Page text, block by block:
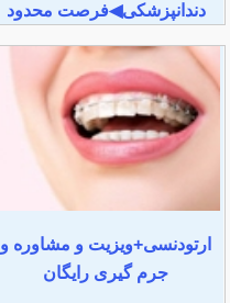
دندانپزشکی◀فرصت محدود
ارتودنسی+ویزیت و مشاوره و
جرم گیری رایگان